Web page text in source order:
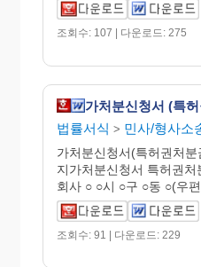
조회수: 107 | 다운로드: 275
가처분신청서 (특
법률서식 > 민사/형사소
가처분신청서(특허권처
지가처분신청서 특허권
회사 ○ ○시 ○구 ○동 ○(우
조회수: 91 | 다운로드: 229